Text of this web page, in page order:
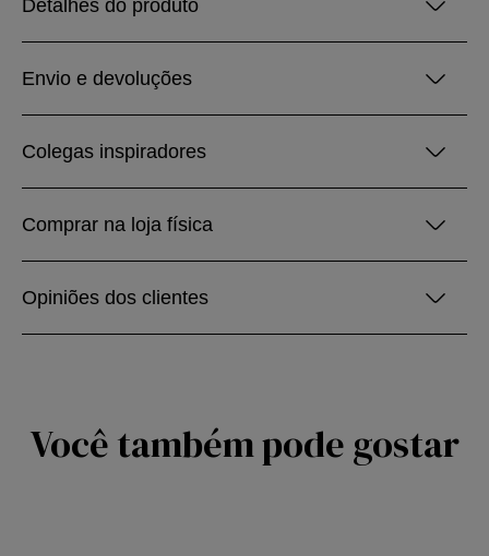
Detalhes do produto
Envio e devoluções
Colegas inspiradores
Comprar na loja física
Opiniões dos clientes
Você também pode gostar